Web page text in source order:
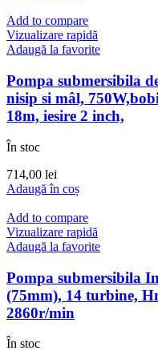
Add to compare
Vizualizare rapidă
Adaugă la favorite
Pompa submersibila
nisip si mâl,
18m, iesire 2 inch,
În stoc
714,00 lei
Adaugă în coș
Add to compare
Vizualizare rapidă
Adaugă la favorite
Pompa submersibila
(75mm), 14 turbine,
2860r/min
În stoc